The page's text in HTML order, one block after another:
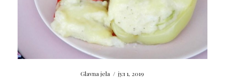
Glavna jela / јул 1, 2019